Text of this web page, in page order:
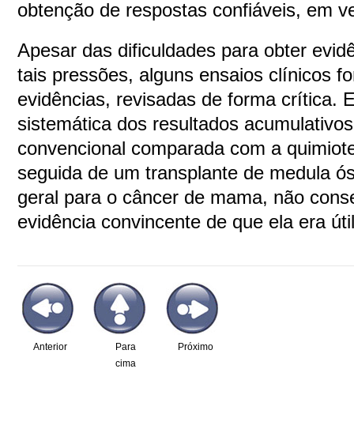
obtenção de respostas confiáveis, em
Apesar das dificuldades para obter
tais pressões, alguns ensaios clínicos
evidências, revisadas de forma crítica.
sistemática dos resultados
convencional comparada com a
seguida de um transplante de medula
geral para o câncer de mama, não
evidência convincente de que ela era
Para
cima
Anterior Próximo